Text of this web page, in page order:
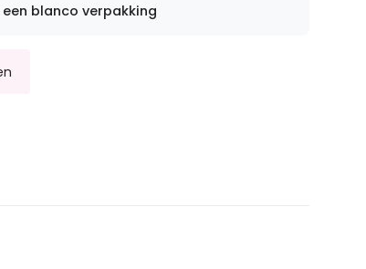
blanco verpakking